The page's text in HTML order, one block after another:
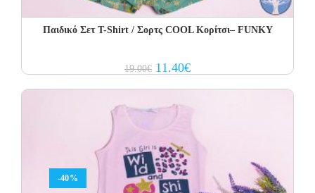
Παιδικό Σετ Τ-Shirt / Σορτς COOL Κορίτσι– FUNKY
19.00€ Original
price
11.40€Current
price
-40%